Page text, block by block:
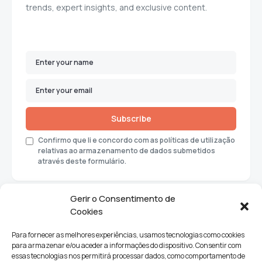
Gerir o Consentimento de
Cookies
Para fornecer as melhores experiências, usamos tecnologias como cookies
para armazenar e/ou aceder a informações do dispositivo. Consentir com
essas tecnologias nos permitirá processar dados, como comportamento de
trends, expert insights, and exclusive content.
Subscribe
Confirmo que li e concordo com as políticas de utilização
relativas ao armazenamento de dados submetidos
através deste formulário.